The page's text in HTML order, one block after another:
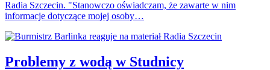
Radia Szczecin. "Stanowczo oświadczam, że zawarte w nim
informacje dotyczące mojej osoby…
Problemy z wodą w Studnicy